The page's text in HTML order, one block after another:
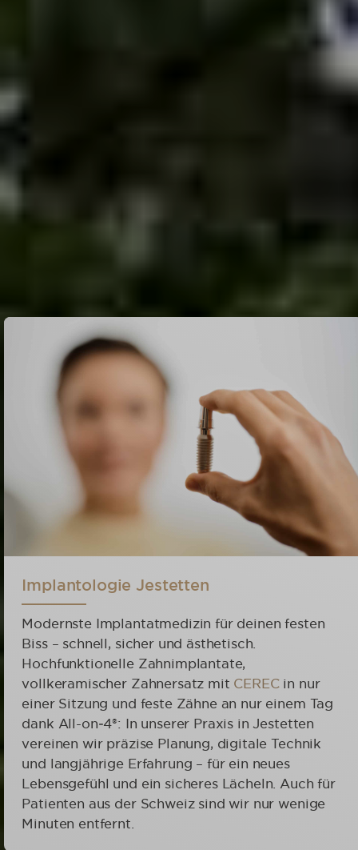
Zahnarzt Jestetten nahe der Schweizer
Zahnarztpraxis für Kassenpatienten,
Implantologie Jestetten
Modernste Implantatmedizin für deinen festen
Biss – schnell, sicher und ästhetisch.
Hochfunktionelle Zahnimplantate,
vollkeramischer Zahnersatz mit CERECin nur
einer Sitzung und feste Zähne an nur einem Tag
dank All-on‑4®: In unserer Praxis in Jestetten
vereinen wir präzise Planung, digitale Technik
und langjährige Erfahrung – für ein neues
Lebensgefühl und ein sicheres Lächeln. Auch für
Patienten aus der Schweiz sind wir nur wenige
Minuten entfernt.